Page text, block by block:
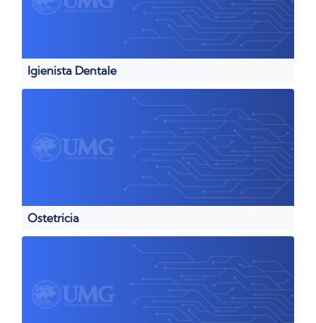
Igienista Dentale
Ostetricia